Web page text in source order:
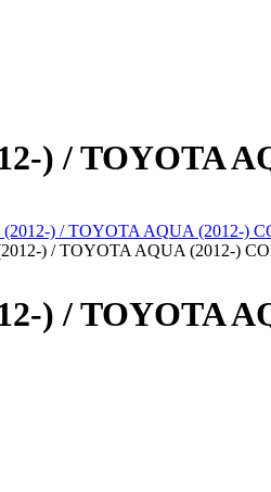
) / TOYOTA
) / TOYOTA AQUA (2012-)
) / TOYOTA